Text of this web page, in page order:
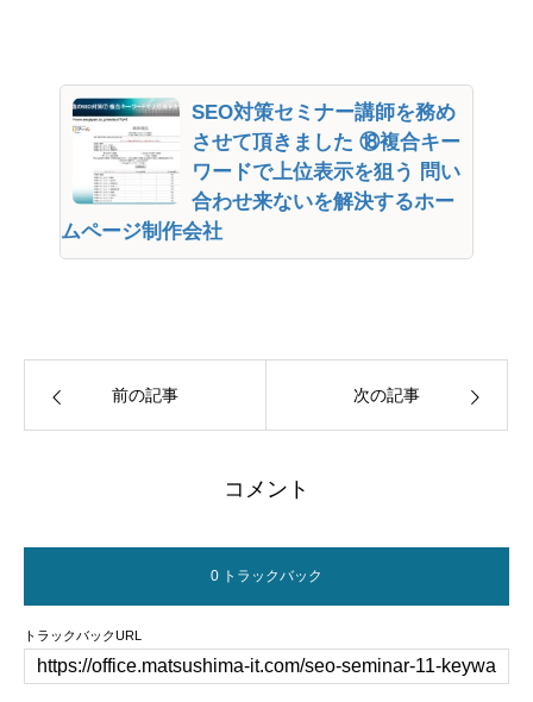
SEO対策セミナー講師を務め
させて頂きました ⑱複合キー
ワードで上位表示を狙う 問い
合わせ来ないを解決するホー
ムページ制作会社
前の記事 次の記事
コメント
0 トラックバック
トラックバックURL